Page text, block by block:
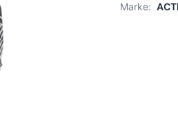
Marke: